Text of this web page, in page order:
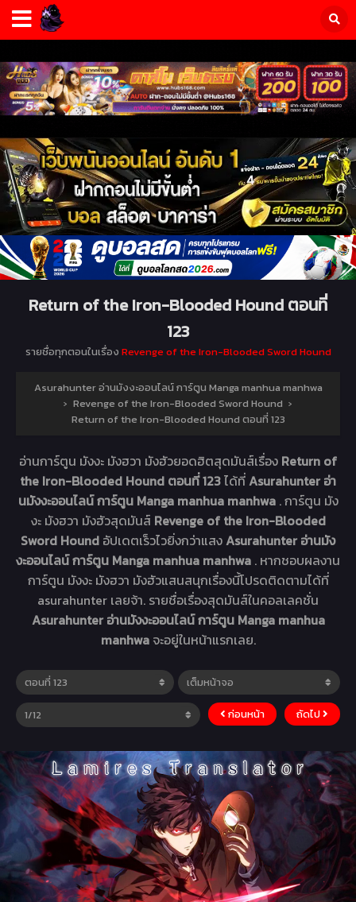
Return of the Iron-Blooded Hound ตอนที่
123
รายชื่อทุกตอนในเรื่อง Revenge of the Iron-Blooded Sword Hound
Asurahunter อ่านมังงะออนไลน์ การ์ตูน Manga manhua manhwa
› Revenge of the Iron-Blooded Sword Hound ›
Return of the Iron-Blooded Hound ตอนที่ 123
อ่านการ์ตูน มังงะ มังฮวา มังฮัวยอดฮิตสุดมันส์เรื่อง Return of
the Iron-Blooded Hound ตอนที่ 123ได้ที่Asurahunter อ่า
นมังงะออนไลน์ การ์ตูน Manga manhua manhwa . การ์ตูน มัง
งะ มังฮวา มังฮัวสุดมันส์ Revenge of the Iron-Blooded
Sword Hound อัปเดตเร็วไวยิ่งกว่าแสงAsurahunter อ่านมัง
งะออนไลน์ การ์ตูน Manga manhua manhwa . หากชอบผลงาน
การ์ตูน มังงะ มังฮวา มังฮัวแสนสนุกเรื่องนี้โปรดติดตามได้ที่
asurahunter เลยจ้า. รายชื่อเรื่องสุดมันส์ในคอลเลคชั่น
Asurahunter อ่านมังงะออนไลน์ การ์ตูน Manga manhua
manhwa จะอยู่ในหน้าแรกเลย.
ก่อนหน้า ถัดไป